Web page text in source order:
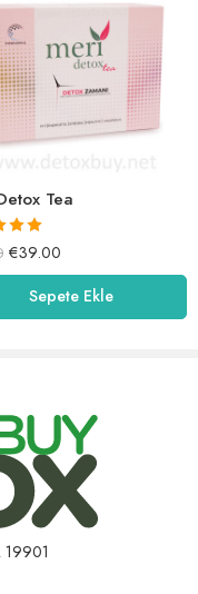
Tea
aldı
€39.00
Sepete Ekle